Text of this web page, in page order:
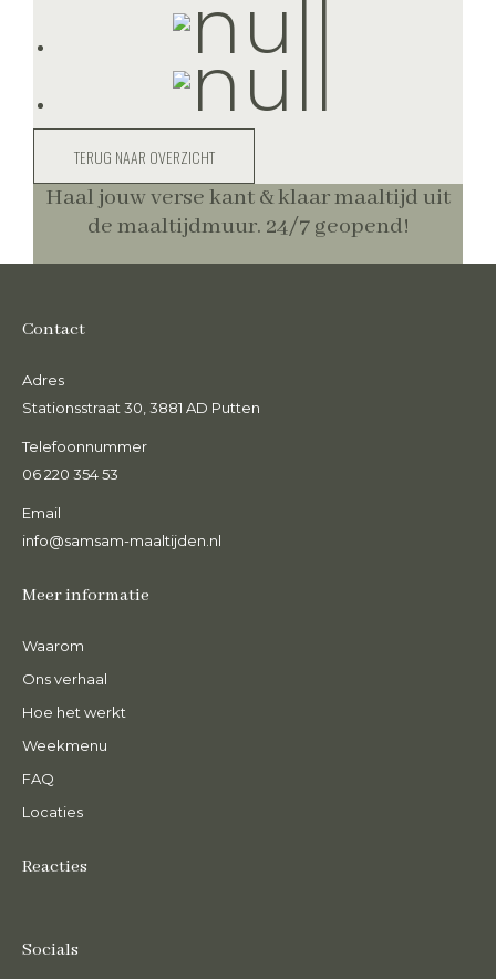
TERUG NAAR OVERZICHT
Haal jouw verse kant & klaar maaltijd uit
de maaltijdmuur. 24/7 geopend!
Contact
Adres
Stationsstraat 30, 3881 AD Putten
Telefoonnummer
06 220 354 53
Email
info@samsam-maaltijden.nl
Meer informatie
Waarom
Ons verhaal
Hoe het werkt
Weekmenu
FAQ
Locaties
Reacties
Socials